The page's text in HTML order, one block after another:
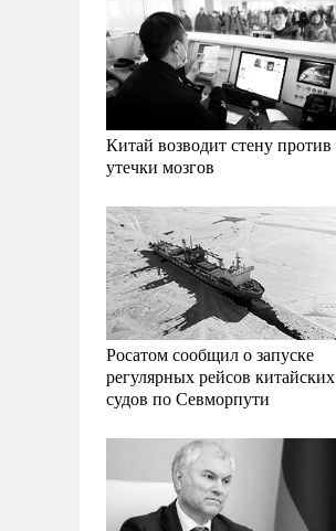
Китай возводит стену против
утечки мозгов
Росатом сообщил о запуске
регулярных рейсов китайских
судов по Севморпути